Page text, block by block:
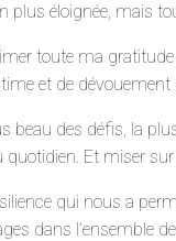
plus éloignée, mais
toute ma
et de
beau des défis, la
Et miser
qui nous a
dans l’ensemble